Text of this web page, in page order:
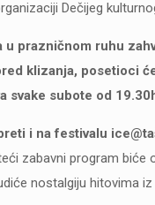
Dečijeg
u prazničnom ruhu
klizanja, posetioci
svake subote od
i na festivalu
zabavni program
nostalgiju hitovima